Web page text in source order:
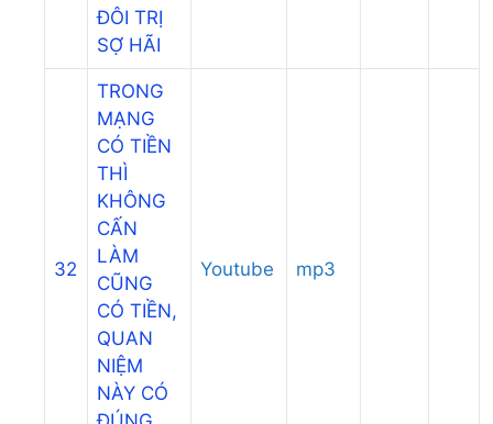
ĐÔI TRỊ
SỢ HÃI
32
TRONG
MẠNG
CÓ TIỀN
THÌ
KHÔNG
CẤN
LÀM
CŨNG
CÓ TIỀN,
QUAN
NIỆM
NÀY CÓ
Youtube mp3